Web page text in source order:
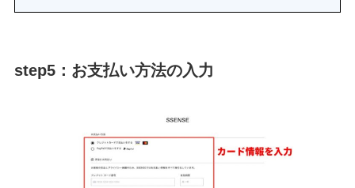
step5：お支払い方法の入力